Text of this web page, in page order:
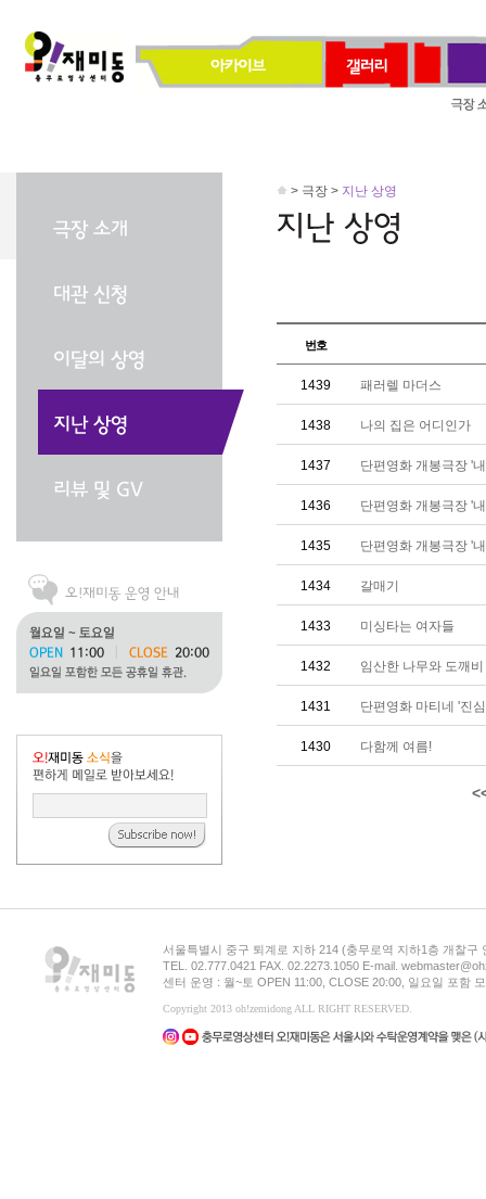
> 극장 > 지난 상영
번호
1439 패러렐 마더스
1438 나의 집은 어디인가
1437 단편영화 개봉극장 '
1436 단편영화 개봉극장 '
1435 단편영화 개봉극장 '
1434 갈매기
1433 미싱타는 여자들
1432 임산한 나무와 도깨비
1431 단편영화 마티네 '진
1430 다함께 여름!
서울특별시 중구 퇴계로 지하 214 (충무로역 지하1층 개찰구
TEL. 02.777.0421 FAX. 02.2273.1050 E-mail.
센터 운영 : 월~토 OPEN 11:00, CLOSE 20:00, 일요일 포함
Copyright 2013 oh!zemidong ALL RIGHT RESERVED.